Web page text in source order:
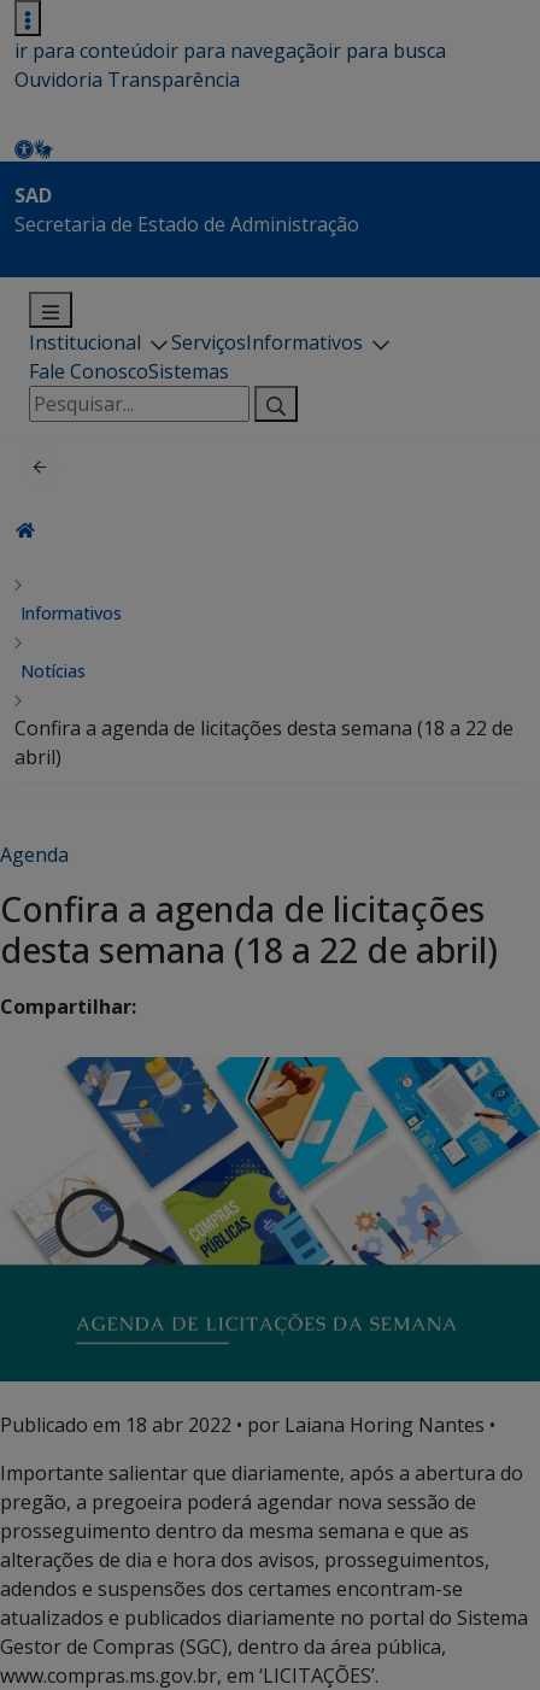
ir para conteúdoir para navegaçãoir para busca
Ouvidoria Transparência
SAD
Secretaria de Estado de Administração
Institucional ServiçosInformativos
Fale ConoscoSistemas
Pesquisar
por:
Informativos
Notícias
Confira a agenda de licitações desta semana (18 a 22 de
abril)
Agenda
Confira a agenda de licitações
desta semana (18 a 22 de abril)
Compartilhar:
Publicado em 18 abr 2022 • por Laiana Horing Nantes •
Importante salientar que diariamente, após a abertura do
pregão, a pregoeira poderá agendar nova sessão de
prosseguimento dentro da mesma semana e que as
alterações de dia e hora dos avisos, prosseguimentos,
adendos e suspensões dos certames encontram-se
atualizados e publicados diariamente no portal do Sistema
Gestor de Compras (SGC), dentro da área pública,
www.compras.ms.gov.br, em ‘LICITAÇÕES’.